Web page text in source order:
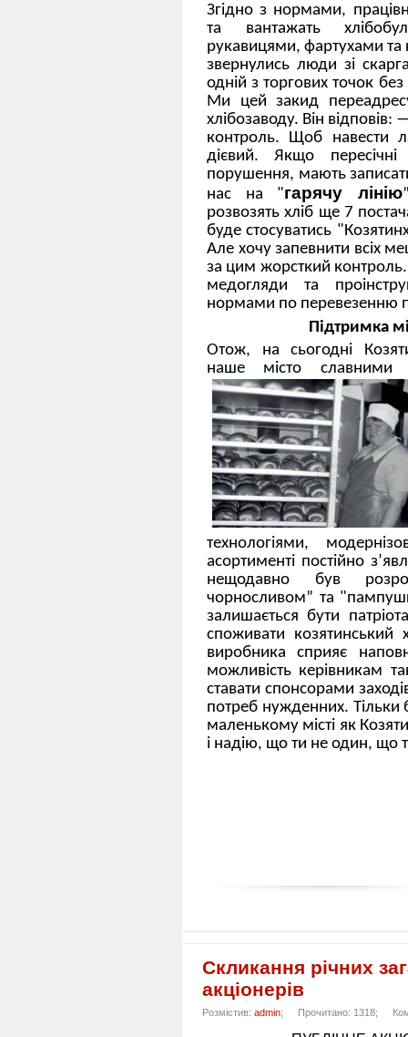
Згідно з нормами,
та вантажать
рукавицями, фартухами
звернулись люди зі
одній з торгових точок
Ми цей закид
хлібозаводу. Він
контроль. Щоб навести
дієвий. Якщо
порушення, мають
нас на "гарячу лінію
розвозять хліб ще 7
буде стосуватись
Але хочу запевнити всіх
за цим жорсткий контроль.
медогляди та
нормами по перевезенню
Підтримка
Отож, на сьогодні
наше місто славними
технологіями,
асортименті постійно
нещодавно був
чорносливом” та
залишається бути
споживати козятинський
виробника сприяє
можливість керівникам
ставати спонсорами
потреб нужденних.
маленькому місті як
і надію, що ти не один, що
Скликання річних
акціонерів
Розмістив: admin; Прочитано: 1318;